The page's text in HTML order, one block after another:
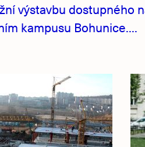
výstavbu dostupného
kampusu Bohunice....